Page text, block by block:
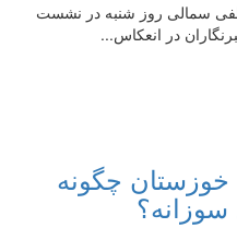
سمالی روز شنبه در نشست
در انعکاس...
چگونه